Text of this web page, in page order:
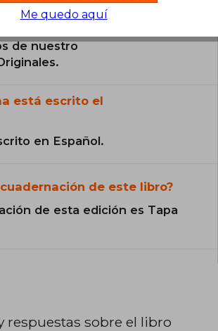
de nuestro
está escrito el
en Español.
de este libro?
de esta edición es Tapa
respuestas sobre el libro
Me quedo aquí